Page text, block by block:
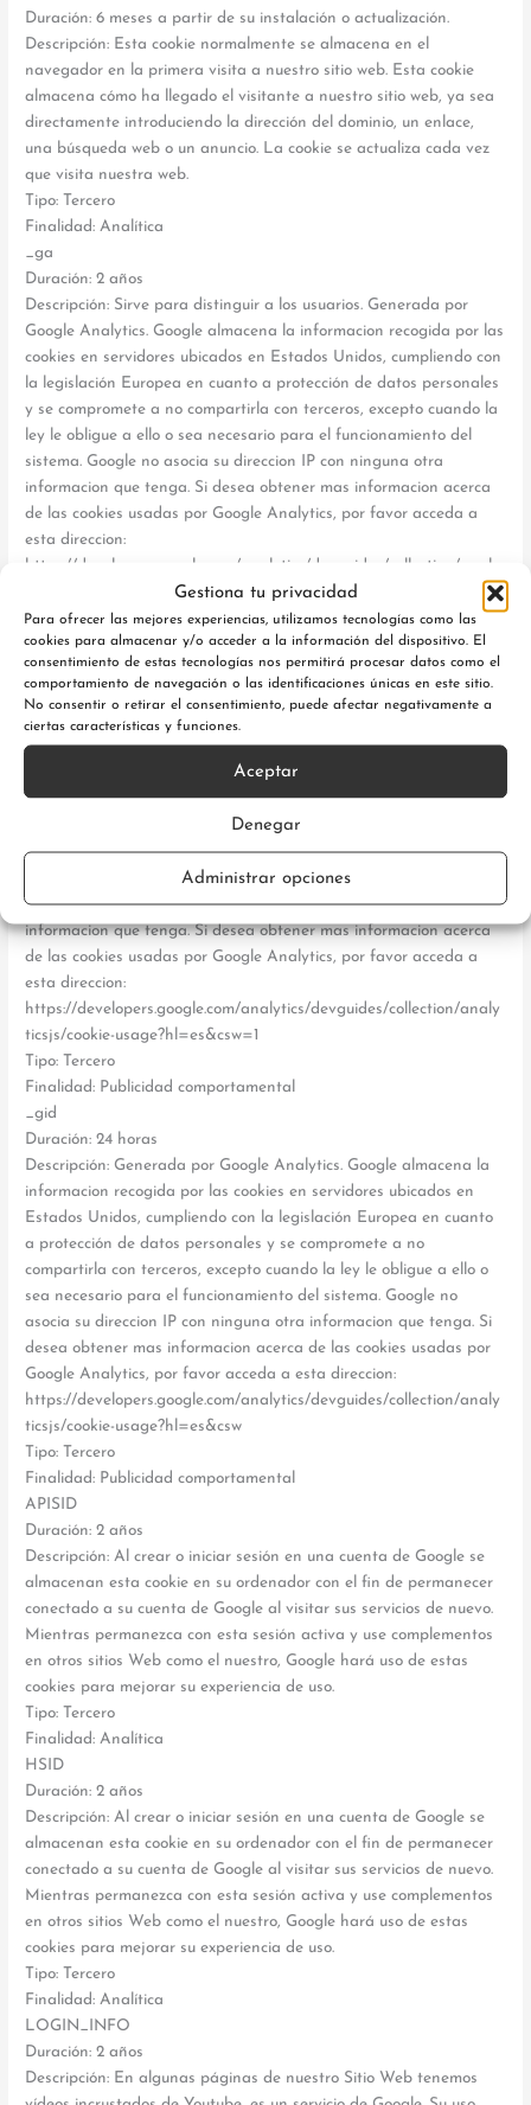
Gestiona tu privacidad
Para ofrecer las mejores experiencias, utilizamos tecnologías como las
cookies para almacenar y/o acceder a la información del dispositivo. El
consentimiento de estas tecnologías nos permitirá procesar datos como el
comportamiento de navegación o las identificaciones únicas en este sitio.
No consentir o retirar el consentimiento, puede afectar negativamente a
ciertas características y funciones.
Aceptar
Denegar
Administrar opciones
Duración: 6 meses a partir de su instalación o actualización.
Descripción: Esta cookie normalmente se almacena en el
navegador en la primera visita a nuestro sitio web. Esta cookie
almacena cómo ha llegado el visitante a nuestro sitio web, ya sea
directamente introduciendo la dirección del dominio, un enlace,
una búsqueda web o un anuncio. La cookie se actualiza cada vez
que visita nuestra web.
Tipo: Tercero
Finalidad: Analítica
_ga
Duración: 2 años
Descripción: Sirve para distinguir a los usuarios. Generada por
Google Analytics. Google almacena la informacion recogida por las
cookies en servidores ubicados en Estados Unidos, cumpliendo con
la legislación Europea en cuanto a protección de datos personales
y se compromete a no compartirla con terceros, excepto cuando la
ley le obligue a ello o sea necesario para el funcionamiento del
sistema. Google no asocia su direccion IP con ninguna otra
informacion que tenga. Si desea obtener mas informacion acerca
de las cookies usadas por Google Analytics, por favor acceda a
esta direccion:
https://developers.google.com/analytics/devguides/collection/analy
ticsjs/cookie-usage?hl=es&csw=1
Tipo: Tercero
Finalidad: Analítica
_gat
Duración: 1 minuto
Descripción: Utilizada para mostrar nuestra publicidad en otras
páginas de la red de Google. Generada por Google Analytics.
Google almacena la informacion recogida por las cookies en
servidores ubicados en Estados Unidos, cumpliendo con la
legislación Europea en cuanto a protección de datos personales y
se compromete a no compartirla con terceros, excepto cuando la
ley le obligue a ello o sea necesario para el funcionamiento del
sistema. Google no asocia su direccion IP con ninguna otra
informacion que tenga. Si desea obtener mas informacion acerca
de las cookies usadas por Google Analytics, por favor acceda a
esta direccion:
https://developers.google.com/analytics/devguides/collection/analy
ticsjs/cookie-usage?hl=es&csw=1
Tipo: Tercero
Finalidad: Publicidad comportamental
_gid
Duración: 24 horas
Descripción: Generada por Google Analytics. Google almacena la
informacion recogida por las cookies en servidores ubicados en
Estados Unidos, cumpliendo con la legislación Europea en cuanto
a protección de datos personales y se compromete a no
compartirla con terceros, excepto cuando la ley le obligue a ello o
sea necesario para el funcionamiento del sistema. Google no
asocia su direccion IP con ninguna otra informacion que tenga. Si
desea obtener mas informacion acerca de las cookies usadas por
Google Analytics, por favor acceda a esta direccion:
https://developers.google.com/analytics/devguides/collection/analy
ticsjs/cookie-usage?hl=es&csw
Tipo: Tercero
Finalidad: Publicidad comportamental
APISID
Duración: 2 años
Descripción: Al crear o iniciar sesión en una cuenta de Google se
almacenan esta cookie en su ordenador con el fin de permanecer
conectado a su cuenta de Google al visitar sus servicios de nuevo.
Mientras permanezca con esta sesión activa y use complementos
en otros sitios Web como el nuestro, Google hará uso de estas
cookies para mejorar su experiencia de uso.
Tipo: Tercero
Finalidad: Analítica
HSID
Duración: 2 años
Descripción: Al crear o iniciar sesión en una cuenta de Google se
almacenan esta cookie en su ordenador con el fin de permanecer
conectado a su cuenta de Google al visitar sus servicios de nuevo.
Mientras permanezca con esta sesión activa y use complementos
en otros sitios Web como el nuestro, Google hará uso de estas
cookies para mejorar su experiencia de uso.
Tipo: Tercero
Finalidad: Analítica
LOGIN_INFO
Duración: 2 años
Descripción: En algunas páginas de nuestro Sitio Web tenemos